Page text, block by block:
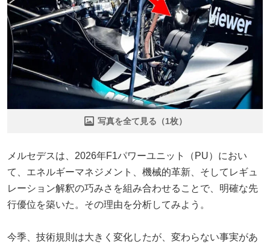
写真を全て見る（1枚）
メルセデスは、2026年F1パワーユニット（PU）におい
て、エネルギーマネジメント、機械的革新、そしてレギュ
レーション解釈の巧みさを組み合わせることで、明確な先
行優位を築いた。その理由を分析してみよう。
今季、技術規則は大きく変化したが、変わらない事実があ